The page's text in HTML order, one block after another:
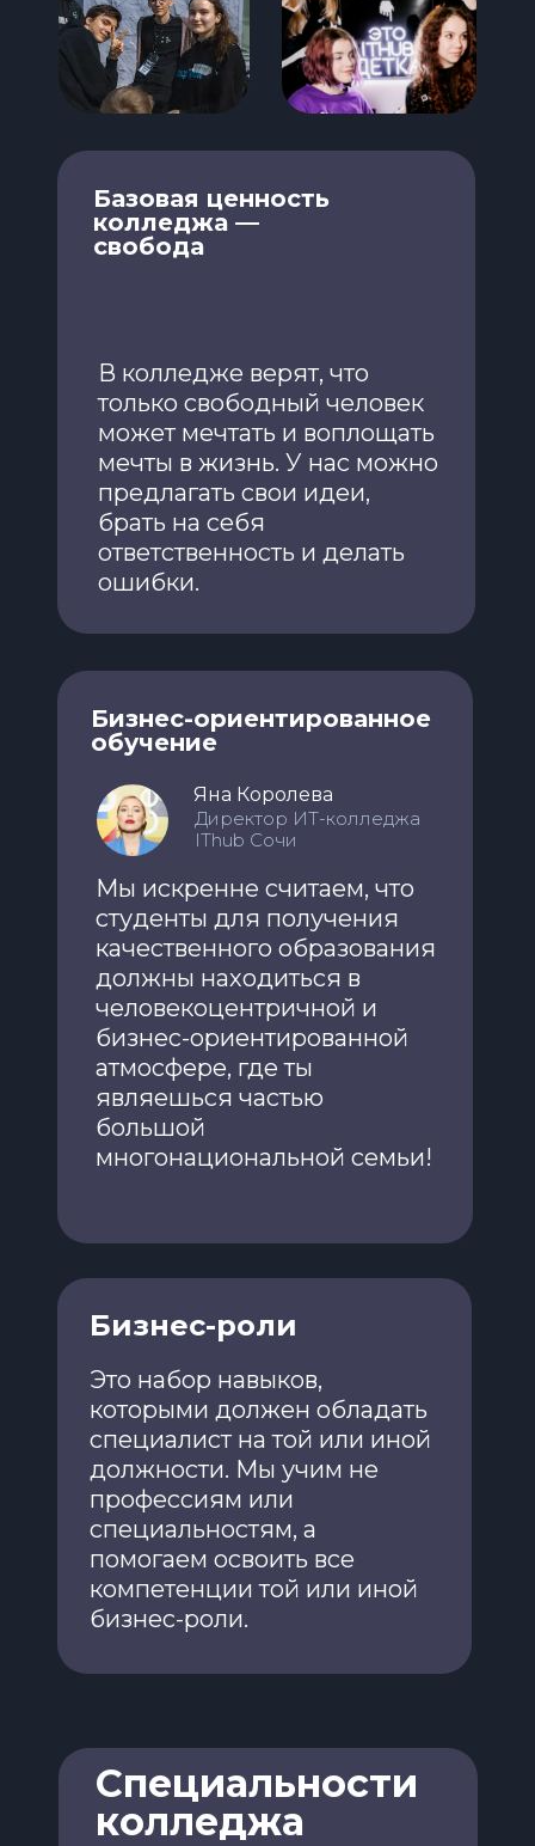
Базовая ценность
колледжа —
свобода
В колледже верят, что
только свободный человек
может мечтать и воплощать
мечты в жизнь. У нас можно
предлагать свои идеи,
брать на себя
ответственность и делать
ошибки.
Бизнес-роли
Это набор навыков,
которыми должен обладать
специалист на той или иной
должности. Мы учим не
профессиям или
специальностям, а
помогаем освоить все
компетенции той или иной
бизнес-роли.
Бизнес-ориентированное
обучение
Мы искренне считаем, что
студенты для получения
качественного образования
должны находиться в
человекоцентричной и
бизнес-ориентированной
атмосфере, где ты
являешься частью
большой
многонациональной семьи!
Яна Королева
Директор ИТ-колледжа
IThub Сочи
Специальности
колледжа